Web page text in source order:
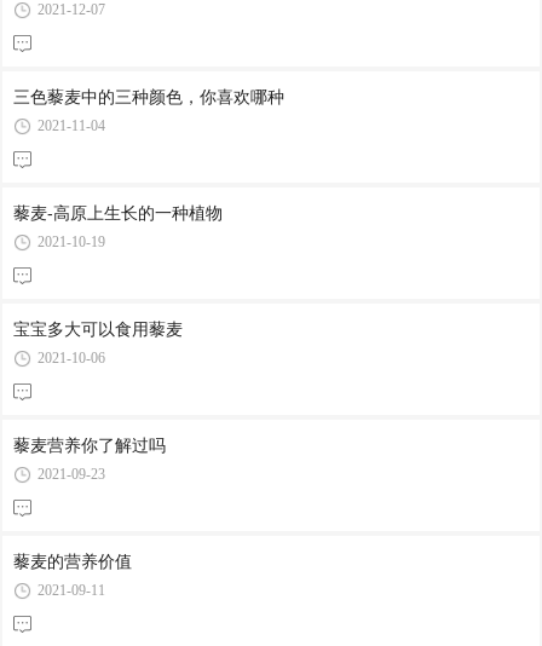
2021-12-07
三色藜麦中的三种颜色，你喜欢哪种
2021-11-04
藜麦-高原上生长的一种植物
2021-10-19
宝宝多大可以食用藜麦
2021-10-06
藜麦营养你了解过吗
2021-09-23
藜麦的营养价值
2021-09-11